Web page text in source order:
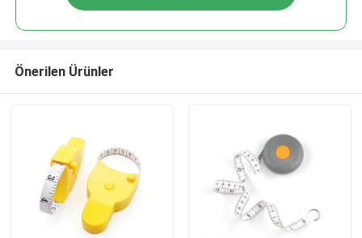
Önerilen Ürünler